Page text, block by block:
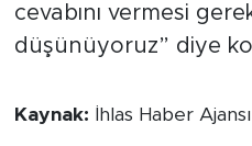
cevabını vermesi
düşünüyoruz” diye
Kaynak: İhlas Haber Ajansı